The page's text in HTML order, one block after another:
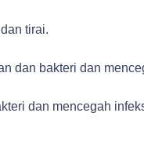
tirai.
dan bakteri dan
dan mencegah